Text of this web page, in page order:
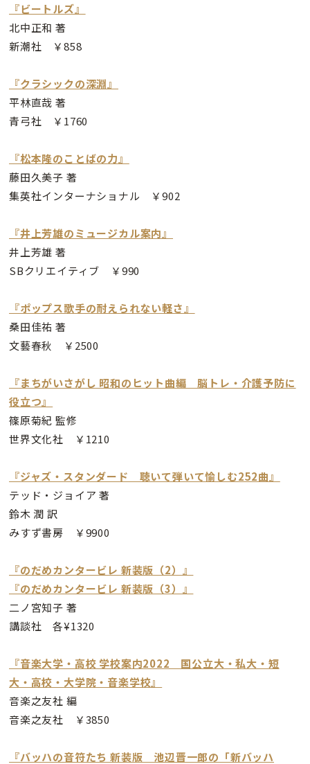
『ビートルズ』
北中正和 著
新潮社 ￥858
『クラシックの深淵』
平林直哉 著
青弓社 ￥1760
『松本隆のことばの力』
藤田久美子 著
集英社インターナショナル ￥902
『井上芳雄のミュージカル案内』
井上芳雄 著
SBクリエイティブ ￥990
『ポップス歌手の耐えられない軽さ』
桑田佳祐 著
文藝春秋 ￥2500
『まちがいさがし 昭和のヒット曲編 脳トレ・介護予防に
役立つ』
篠原菊紀 監修
世界文化社 ￥1210
『ジャズ・スタンダード 聴いて弾いて愉しむ252曲』
テッド・ジョイア 著
鈴木 潤 訳
みすず書房 ￥9900
『のだめカンタービレ 新装版（2）』
『のだめカンタービレ 新装版（3）』
二ノ宮知子 著
講談社 各¥1320
『音楽大学・高校 学校案内2022 国公立大・私大・短
大・高校・大学院・音楽学校』
音楽之友社 編
音楽之友社 ￥3850
『バッハの音符たち 新装版 池辺晋一郎の「新バッハ